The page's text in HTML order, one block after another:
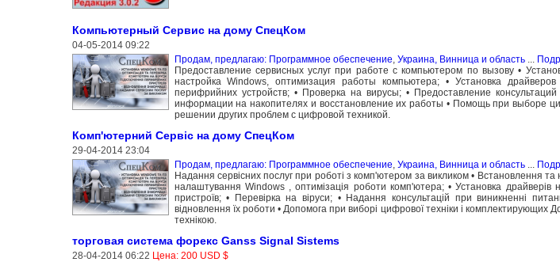
Компьютерный Сервис на дому СпецКом
04-05-2014 09:22
Продам, предлагаю: Программное обеспечение Украина, Винница и область...
Предоставление сервисных услуг при работе с компьютером по вызову •
настройка Windows, оптимизация работы компьютера; • Установка
перифрийних устройств; • Проверка на вирусы; • Предоставление
информации на накопителях и восстановление их работы • Помощь при выборе
решении других проблем с цифровой техникой.
Комп'ютерний Сервіс на дому СпецКом
29-04-2014 23:04
Продам, предлагаю: Программное обеспечение Украина, Винница и область...
Надання сервісних послуг при роботі з комп'ютером за викликом • Встановлення
налаштування Windows , оптимізація роботи комп'ютера; • Установка драйверів
пристроїв; • Перевірка на віруси; • Надання консультацій при виникненні
відновлення їх роботи • Допомога при виборі цифрової техніки і
технікою.
торговая система форекс Ganss Signal Sistems
28-04-2014 06:22 Цена: 200 USD $